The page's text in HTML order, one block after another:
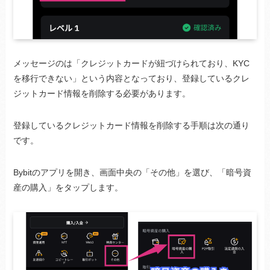
メッセージのは「クレジットカードが紐づけられており、KYC
を移行できない」という内容となっており、登録しているクレ
ジットカード情報を削除する必要があります。
登録しているクレジットカード情報を削除する手順は次の通り
です。
Bybitのアプリを開き、画面中央の「その他」を選び、「暗号資
産の購入」をタップします。